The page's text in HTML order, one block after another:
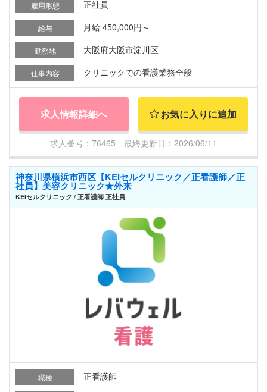
雇用形態 正社員
給与 月給 450,000円～
勤務地 大阪府大阪市淀川区
仕事内容 クリニックでの看護業務全般
求人情報詳細へ お気に入りに追加
求人番号：76465 最終更新日：2026/06/11
神奈川県横浜市西区【KEIセルクリニック／正看護師／正
社員】美容クリニック★外来
KEIセルクリニック / 正看護師 正社員
職種 正看護師